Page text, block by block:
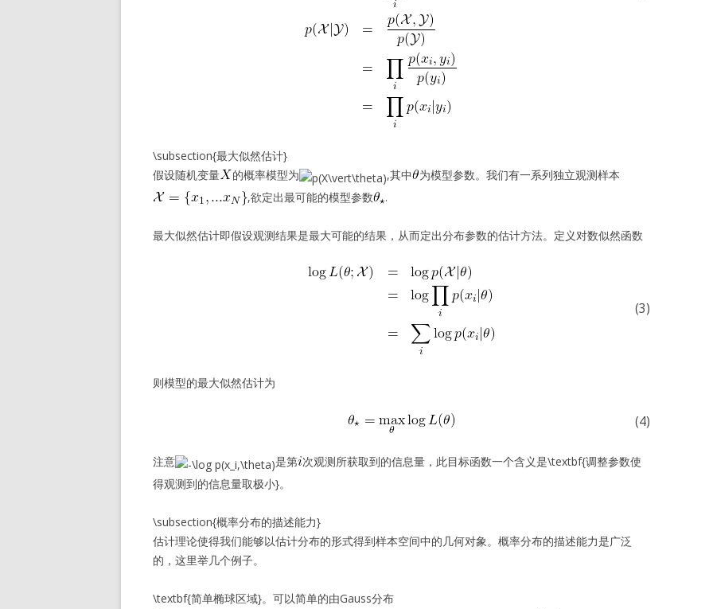
\subsection{最大似然估计}
假设随机变量
的概率模型为 ,其中
为模型参数。我们有一系列独立观测样本
,欲定出最可能的模型参数
.
最大似然估计即假设观测结果是最大可能的结果，从而定出分布参数的估计方法。定义对数似然函数
(3)
则模型的最大似然估计为
(4)
注意 是第 次观测所获取到的信息量，此目标函数一个含义是\textbf{调整参数使
得观测到的信息量取极小}。
\subsection{概率分布的描述能力}
估计理论使得我们能够以估计分布的形式得到样本空间中的几何对象。概率分布的描述能力是广泛
的，这里举几个例子。
\textbf{简单椭球区域}。可以简单的由Gauss分布